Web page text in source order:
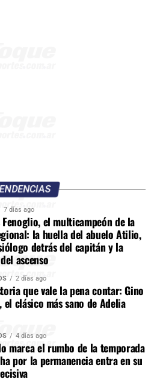
7 días ago
Fenoglio, el multicampeón de la
la huella del abuelo Atilio,
detrás del capitán y la
ascenso
2 días ago
que vale la pena contar: Gino
el clásico más sano de Adelia
4 días ago
marca el rumbo de la temporada
por la permanencia entra en su